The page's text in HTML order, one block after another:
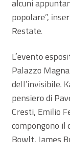
alcuni
popolare”,
Restate.
L’evento
Palazzo
dell’invisibile.
pensiero di
Cresti, Emilio
compongono il